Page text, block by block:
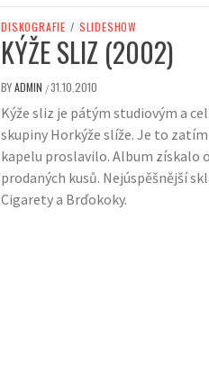
DISKOGRAFIE / SLIDESHOW
KÝŽE SLIZ (2002)
BYADMIN /31.10.2010
Kýže sliz je pátým studiovým a
skupiny Horkýže slíže. Je to
kapelu proslavilo. Album získalo
prodaných kusů. Nejúspěšnější
Cigarety a Brďokoky.